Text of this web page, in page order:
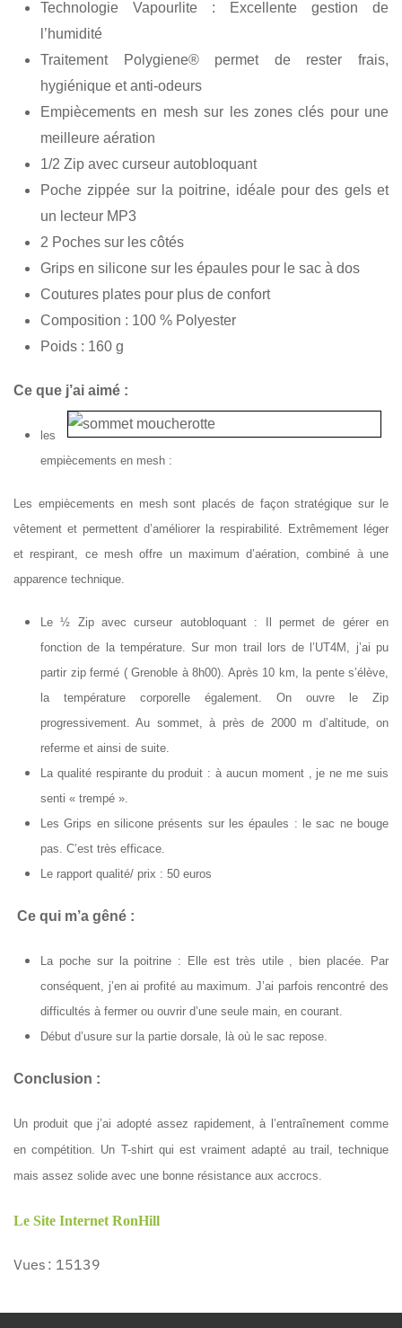
Technologie Vapourlite : Excellente gestion de
l’humidité
Traitement Polygiene® permet de rester frais,
hygiénique et anti-odeurs
Empiècements en mesh sur les zones clés pour une
meilleure aération
1/2 Zip avec curseur autobloquant
Poche zippée sur la poitrine, idéale pour des gels et
un lecteur MP3
2 Poches sur les côtés
Grips en silicone sur les épaules pour le sac à dos
Coutures plates pour plus de confort
Composition : 100 % Polyester
Poids : 160 g
Ce que j’ai aimé :
les
empiècements en mesh :
Les empiècements en mesh sont placés de façon stratégique sur le
vêtement et permettent d’améliorer la respirabilité. Extrêmement léger
et respirant, ce mesh offre un maximum d’aération, combiné à une
apparence technique.
Le ½ Zip avec curseur autobloquant : Il permet de gérer en
fonction de la température. Sur mon trail lors de l’UT4M, j’ai pu
partir zip fermé ( Grenoble à 8h00). Après 10 km, la pente s’élève,
la température corporelle également. On ouvre le Zip
progressivement. Au sommet, à près de 2000 m d’altitude, on
referme et ainsi de suite.
La qualité respirante du produit : à aucun moment , je ne me suis
senti « trempé ».
Les Grips en silicone présents sur les épaules : le sac ne bouge
pas. C’est très efficace.
Le rapport qualité/ prix : 50 euros
Ce qui m’a gêné :
La poche sur la poitrine : Elle est très utile , bien placée. Par
conséquent, j’en ai profité au maximum. J’ai parfois rencontré des
difficultés à fermer ou ouvrir d’une seule main, en courant.
Début d’usure sur la partie dorsale, là où le sac repose.
Conclusion :
Un produit que j’ai adopté assez rapidement, à l’entraînement comme
en compétition. Un T-shirt qui est vraiment adapté au trail, technique
mais assez solide avec une bonne résistance aux accrocs.
Le Site Internet RonHill
Vues : 15139